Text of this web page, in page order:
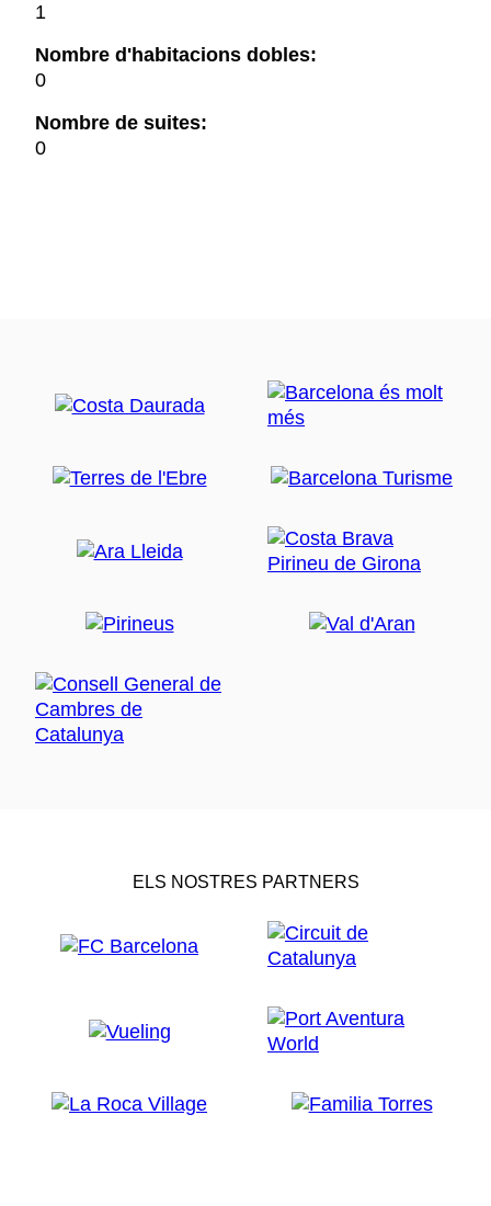
1
Nombre d'habitacions dobles:
0
Nombre de suites:
0
ELS NOSTRES PARTNERS